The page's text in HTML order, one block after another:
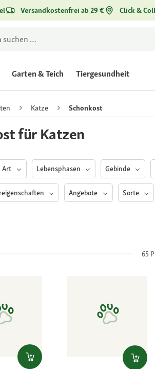
Versandkostenfrei ab 29 € Click &
Garten & Teich Tiergesundheit
Katze Schonkost
für Katzen
Art Lebensphasen Gebinde
Angebote Sorte
65